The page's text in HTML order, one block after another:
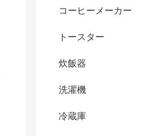
コーヒーメーカー
トースター
炊飯器
洗濯機
冷蔵庫